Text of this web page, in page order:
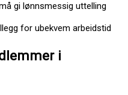
gi lønnsmessig uttelling
for ubekvem arbeidstid
i